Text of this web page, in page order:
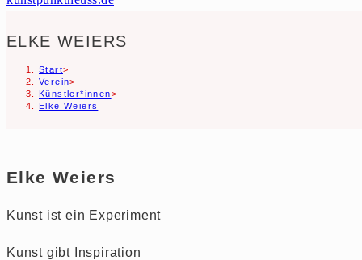
ELKE WEIERS
Start>
Verein>
Künstler*innen>
Elke Weiers
Elke Weiers
Kunst ist ein Experiment
Kunst gibt Inspiration